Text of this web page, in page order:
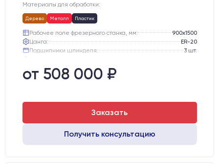
Материалы для обработки:
Дерево Металл Пластик
Рабочее поле фрезерного станка, мм:
900х1500
Цанга:
ER-20
Подшипники шпинделя:
3 шт.
Двигатели:
от 508 000 ₽
Заказать
Получить консультацию